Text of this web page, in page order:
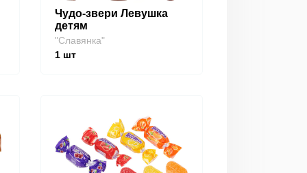
Чудо-звери Левушка
детям
"Славянка"
1шт